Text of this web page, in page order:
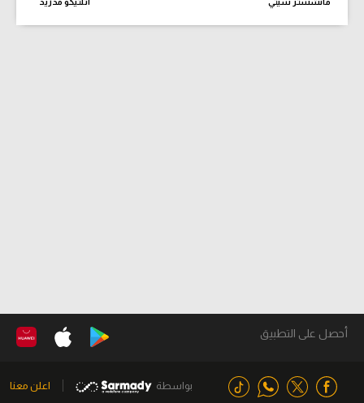
أحصل على التطبيق
بواسطة اعلن معنا